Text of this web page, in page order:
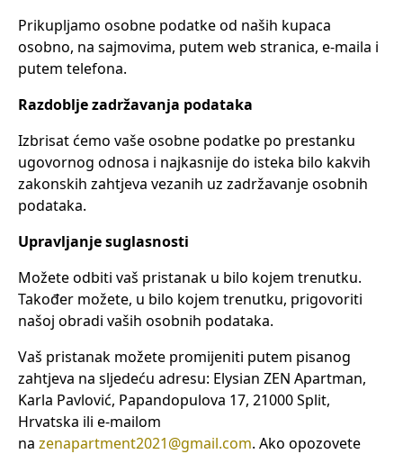
Prikupljamo osobne podatke od naših kupaca
osobno, na sajmovima, putem web stranica, e-maila i
putem telefona.
Razdoblje zadržavanja podataka
Izbrisat ćemo vaše osobne podatke po prestanku
ugovornog odnosa i najkasnije do isteka bilo kakvih
zakonskih zahtjeva vezanih uz zadržavanje osobnih
podataka.
Upravljanje suglasnosti
Možete odbiti vaš pristanak u bilo kojem trenutku.
Također možete, u bilo kojem trenutku, prigovoriti
našoj obradi vaših osobnih podataka.
Vaš pristanak možete promijeniti putem pisanog
zahtjeva na sljedeću adresu: Elysian ZEN Apartman,
Karla Pavlović, Papandopulova 17, 21000 Split,
Hrvatska ili e-mailom
na zenapartment2021@gmail.com. Ako opozovete